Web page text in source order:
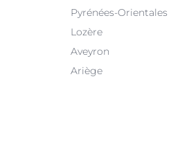
Pyrénées-Orientales
Lozère
Aveyron
Ariège